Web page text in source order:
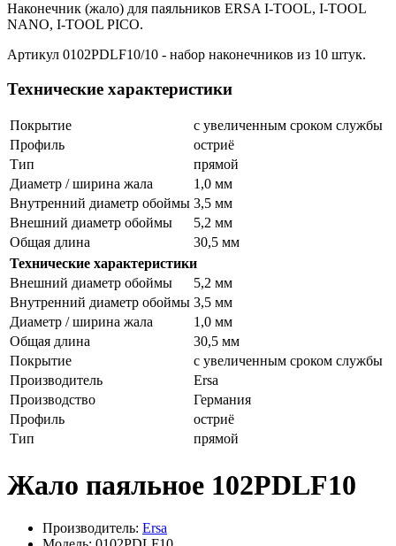
Наконечник (жало) для паяльников ERSA I-TOOL, I-TOOL
NANO, I-TOOL PICO.
Артикул 0102PDLF10/10 - набор наконечников из 10 штук.
Технические характеристики
Покрытие
с увеличенным сроком службы
Профиль
остриё
Тип
прямой
Диаметр / ширина жала
1,0 мм
Внутренний диаметр обоймы 3,5 мм
Внешний диаметр обоймы
5,2 мм
Общая длина
30,5 мм
Технические характеристики
Внешний диаметр обоймы
5,2 мм
Внутренний диаметр обоймы 3,5 мм
Диаметр / ширина жала
1,0 мм
Общая длина
30,5 мм
Покрытие
с увеличенным сроком службы
Производитель
Ersa
Производство
Германия
Профиль
остриё
Тип
прямой
Жало паяльное 102PDLF10
Производитель: Ersa